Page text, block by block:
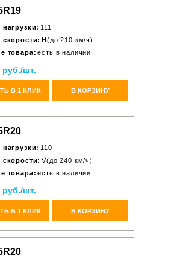
111
скорости: H(до 210 км/ч)
товара: есть в наличии
руб./шт.
В 1 КЛИК В КОРЗИНУ
110
скорости: V(до 240 км/ч)
товара: есть в наличии
руб./шт.
В 1 КЛИК В КОРЗИНУ